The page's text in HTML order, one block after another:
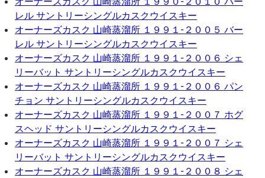
レル サントリーシングルカスクウイスキー
オーナーズカスク 山崎蒸溜所 １９９１-２００５ バー
レル サントリーシングルカスクウイスキー
オーナーズカスク 山崎蒸溜所 １９９１-２００６ シェ
リーバット サントリーシングルカスクウイスキー
オーナーズカスク 山崎蒸溜所 １９９１-２００６ パン
チョン サントリーシングルカスクウイスキー
オーナーズカスク 山崎蒸溜所 １９９１-２００７ ホグ
スヘッド サントリーシングルカスクウイスキー
オーナーズカスク 山崎蒸溜所 １９９１-２００７ シェ
リーバット サントリーシングルカスクウイスキー
オーナーズカスク 山崎蒸溜所 １９９１-２００８ シェ